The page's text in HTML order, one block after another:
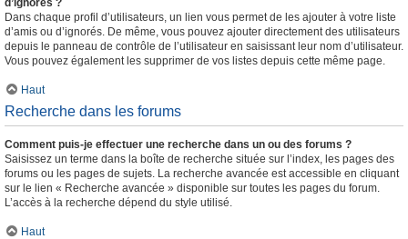
d’ignorés ?
Dans chaque profil d’utilisateurs, un lien vous permet de les ajouter à votre liste
d’amis ou d’ignorés. De même, vous pouvez ajouter directement des utilisateurs
depuis le panneau de contrôle de l’utilisateur en saisissant leur nom d’utilisateur.
Vous pouvez également les supprimer de vos listes depuis cette même page.
Haut
Recherche dans les forums
Comment puis-je effectuer une recherche dans un ou des forums ?
Saisissez un terme dans la boîte de recherche située sur l’index, les pages des
forums ou les pages de sujets. La recherche avancée est accessible en cliquant
sur le lien « Recherche avancée » disponible sur toutes les pages du forum.
L’accès à la recherche dépend du style utilisé.
Haut